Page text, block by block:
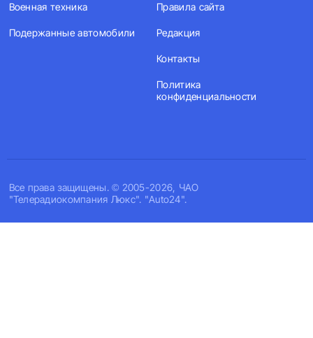
Все права защищены. © 2005-2026, ЧАО
"Телерадиокомпания Люкс". "Auto24".
Военная техника
Подержанные автомобили
Правила сайта
Редакция
Контакты
Политика
конфиденциальности